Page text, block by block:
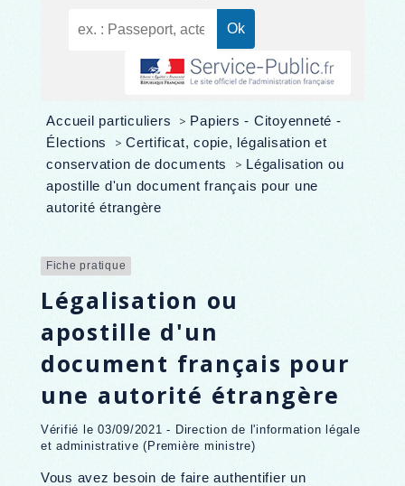
Accueil particuliers > Papiers - Citoyenneté -
Élections
> Certificat, copie, légalisation et
conservation de documents
> Légalisation ou
apostille d'un document français pour une
autorité étrangère
Fiche pratique
Légalisation ou
apostille d'un
document français pour
une autorité étrangère
Vérifié le 03/09/2021 - Direction de l'information légale
et administrative (Première ministre)
Vous avez besoin de faire authentifier un